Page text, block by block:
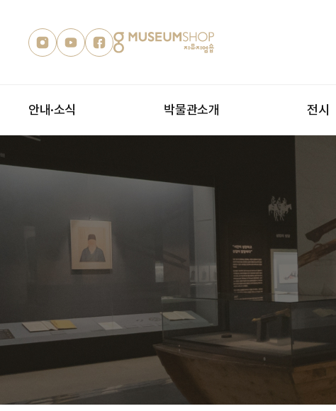
안내·소식 박물관소개 전시